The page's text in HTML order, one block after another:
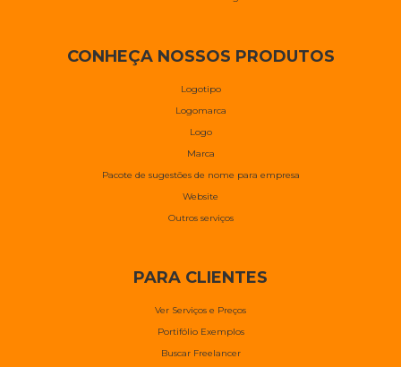
CONHEÇA NOSSOS PRODUTOS
Logotipo
Logomarca
Logo
Marca
Pacote de sugestões de nome para empresa
Website
Outros serviços
PARA CLIENTES
Ver Serviços e Preços
Portifólio Exemplos
Buscar Freelancer